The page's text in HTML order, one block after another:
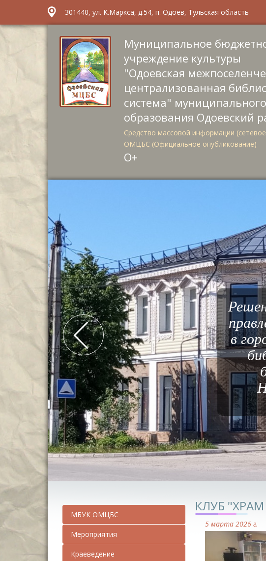
301440, ул. К.Маркса, д.54, п. Одоев, Тульская область
Муниципальное
учреждение культуры
"Одоевская
централизованная
система" муниципального
образования Одоевский
Средство массовой информации
ОМЦБС (Официальное опубликование)
О+
в
МБУК ОМЦБС
Мероприятия
Краеведение
КЛУБ
5 марта 2026 г.